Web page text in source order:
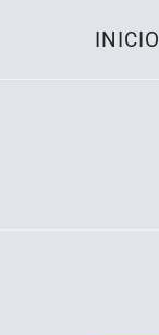
INICIO